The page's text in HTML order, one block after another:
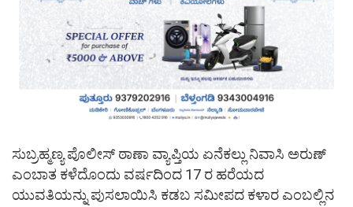
ಸುಬ್ರಹ್ಮಣ್ಯ ಪೊಲೀಸ್ ಠಾಣಾ ವ್ಯಾಪ್ತಿಯ ಏನೆಕಲ್ಲು ನಿವಾಸಿ ಅರುಣ್
ಎಂಬಾತ ಕಳೆದೊಂದು ವರ್ಷದಿಂದ 17 ರ ಹರೆಯದ
ಯುವತಿಯನ್ನು ಪುಸಲಾಯಿಸಿ ಕಡಬ ಸಮೀಪದ ಕಳಾರ ಎಂಬಲ್ಲಿನ